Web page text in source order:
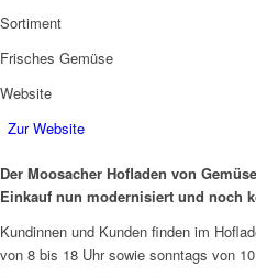
Sortiment
Frisches Gemüse
Website
Zur Website
Der Moosacher Hofladen von
Einkauf nun modernisiert und noch
Kundinnen und Kunden finden im
von 8 bis 18 Uhr sowie sonntags von